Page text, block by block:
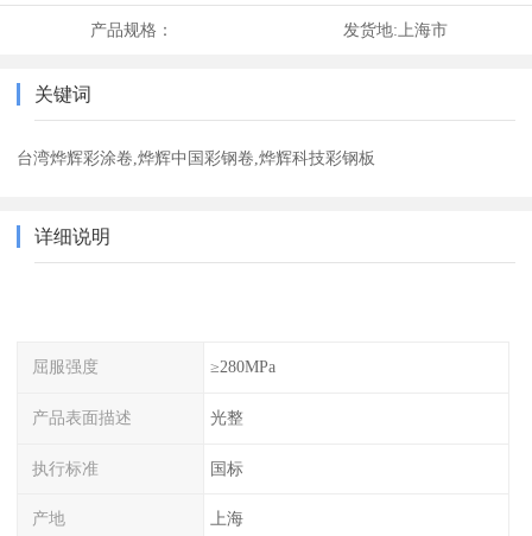
产品规格： 发货地: 上海市
关键词
台湾烨辉彩涂卷,烨辉中国彩钢卷,烨辉科技彩钢板
详细说明
屈服强度 ≥280MPa
产品表面描述 光整
执行标准 国标
产地 上海